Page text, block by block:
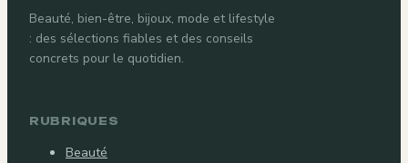
Beauté, bien-être, bijoux, mode et lifestyle
: des sélections fiables et des conseils
concrets pour le quotidien.
RUBRIQUES
Beauté